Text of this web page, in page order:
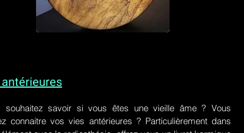
souhaitez savoir si vous êtes une vieille âme ? Vous
connaitre vos vies antérieures ? Particulièrement dans